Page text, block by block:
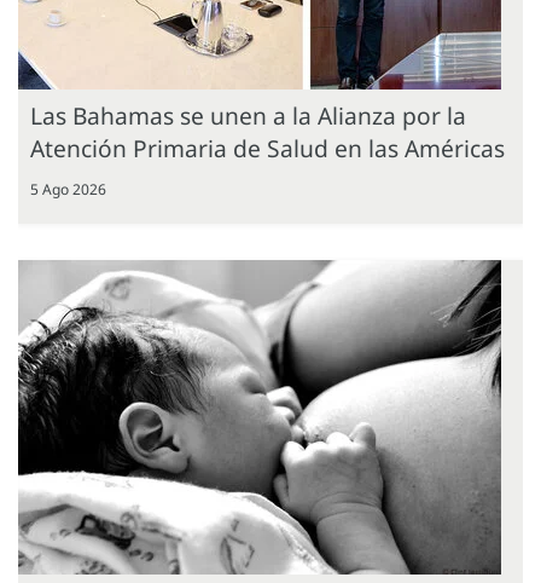
Las Bahamas se unen a la Alianza por la
Atención Primaria de Salud en las Américas
5 Ago 2026